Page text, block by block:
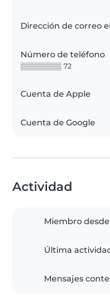
Dirección de correo
Número de teléfono
▒▒▒▒▒▒▒▒ 72
Cuenta de Apple
Cuenta de Google
Actividad
Miembro desde
Última
Mensajes